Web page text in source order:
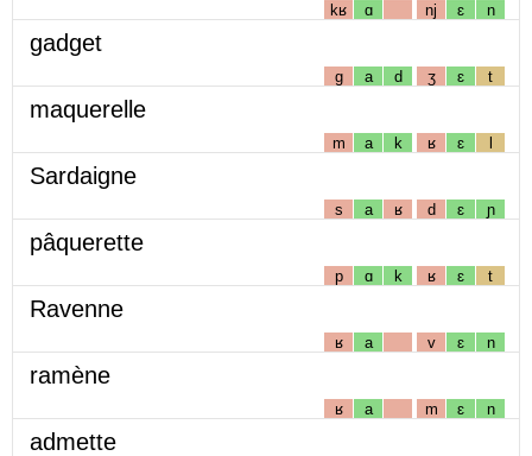
kʁ ɑ nj ɛ n
gadget
g a d ʒ ɛ t
maquerelle
m a k ʁ ɛ l
Sardaigne
s a ʁ d ɛ ɲ
pâquerette
p ɑ k ʁ ɛ t
Ravenne
ʁ a v ɛ n
ramène
ʁ a m ɛ n
admette